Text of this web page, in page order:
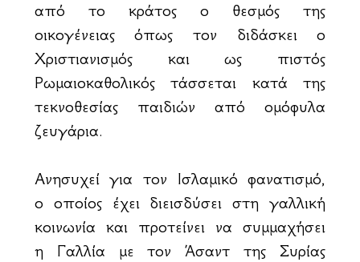
από το κράτος ο θεσμός της
οικογένειας όπως τον διδάσκει ο
Χριστιανισμός και ως πιστός
Ρωμαιοκαθολικός τάσσεται κατά της
τεκνοθεσίας παιδιών από ομόφυλα
ζευγάρια.
Ανησυχεί για τον Ισλαμικό φανατισμό,
ο οποίος έχει διεισδύσει στη γαλλική
κοινωνία και προτείνει να συμμαχήσει
η Γαλλία με τον Άσαντ της Συρίας